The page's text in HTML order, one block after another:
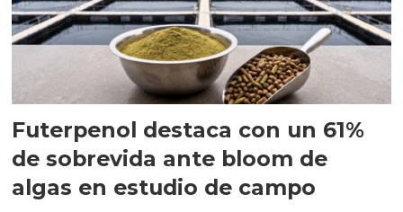
Futerpenol destaca con un 61%
de sobrevida ante bloom de
algas en estudio de campo